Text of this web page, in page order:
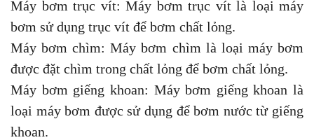
Máy bơm trục vít: Máy bơm trục vít là loại máy
bơm sử dụng trục vít để bơm chất lỏng.
Máy bơm chìm: Máy bơm chìm là loại máy bơm
được đặt chìm trong chất lỏng để bơm chất lỏng.
Máy bơm giếng khoan: Máy bơm giếng khoan là
loại máy bơm được sử dụng để bơm nước từ giếng
khoan.